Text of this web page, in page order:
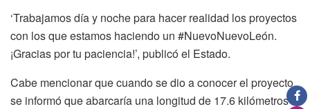
‘Trabajamos día y noche para hacer realidad los proyectos
con los que estamos haciendo un #NuevoNuevoLeón.
¡Gracias por tu paciencia!’, publicó el Estado.
Cabe mencionar que cuando se dio a conocer el proyecto,
se informó que abarcaría una longitud de 17.6 kilómetros